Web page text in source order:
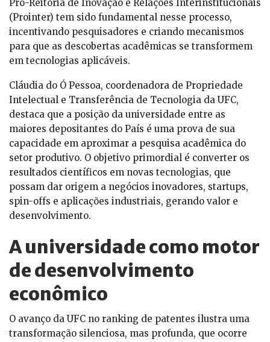
Pró-Reitoria de Inovação e Relações Interinstitucionais
(Prointer) tem sido fundamental nesse processo,
incentivando pesquisadores e criando mecanismos
para que as descobertas acadêmicas se transformem
em tecnologias aplicáveis.
Cláudia do Ó Pessoa, coordenadora de Propriedade
Intelectual e Transferência de Tecnologia da UFC,
destaca que a posição da universidade entre as
maiores depositantes do País é uma prova de sua
capacidade em aproximar a pesquisa acadêmica do
setor produtivo. O objetivo primordial é converter os
resultados científicos em novas tecnologias, que
possam dar origem a negócios inovadores, startups,
spin-offs e aplicações industriais, gerando valor e
desenvolvimento.
A universidade como motor
de desenvolvimento
econômico
O avanço da UFC no ranking de patentes ilustra uma
transformação silenciosa, mas profunda, que ocorre